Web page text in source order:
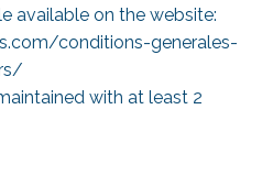
available on the website:
conditions-generales-
with at least 2